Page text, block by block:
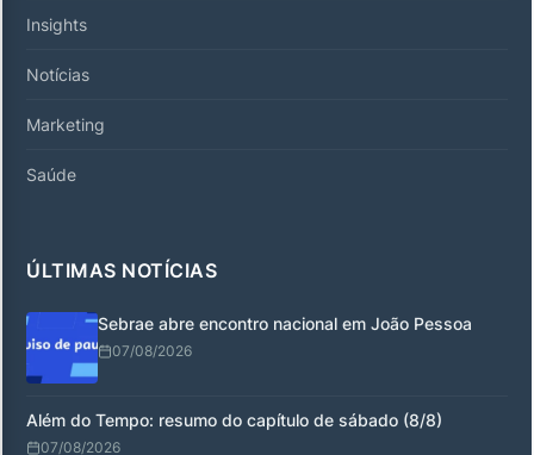
Insights
Notícias
Marketing
Saúde
ÚLTIMAS NOTÍCIAS
Sebrae abre encontro nacional em João Pessoa
07/08/2026
Além do Tempo: resumo do capítulo de sábado (8/8)
07/08/2026